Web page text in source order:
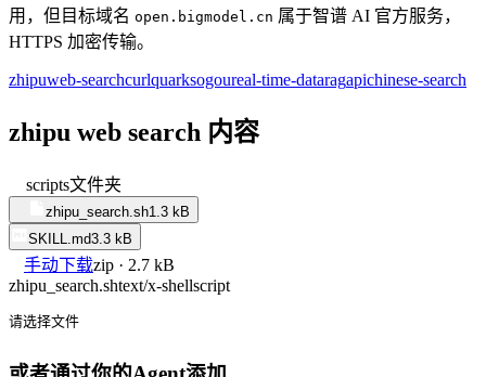
用，但目标域名 open.bigmodel.cn 属于智谱 AI 官方服务，
HTTPS 加密传输。
zhipuweb-searchcurlquarksogoureal-time-dataragapichinese-search
zhipu web search 内容
scripts文件夹
zhipu_search.sh1.3 kB
SKILL.md3.3 kB
手动下载zip · 2.7 kB
zhipu_search.shtext/x-shellscript
请选择文件